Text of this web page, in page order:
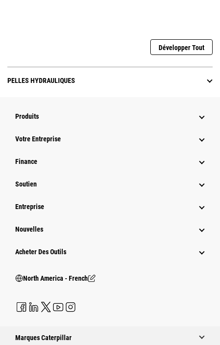
Développer Tout
PELLES HYDRAULIQUES
Produits
Votre Entreprise
Finance
Soutien
Entreprise
Nouvelles
Acheter Des Outils
North America - French
Marques Caterpillar